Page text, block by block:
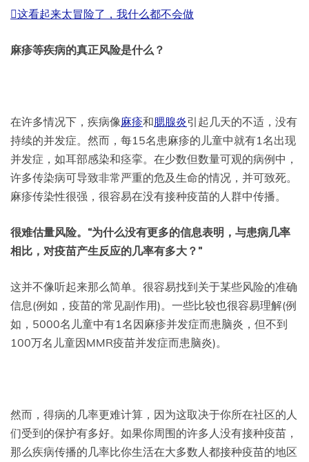
这看起来太冒险了，我什么都不会做
麻疹等疾病的真正风险是什么？
在许多情况下，疾病像麻疹和腮腺炎引起几天的不适，没有
持续的并发症。然而，每15名患麻疹的儿童中就有1名出现
并发症，如耳部感染和痉挛。在少数但数量可观的病例中，
许多传染病可导致非常严重的危及生命的情况，并可致死。
麻疹传染性很强，很容易在没有接种疫苗的人群中传播。
很难估量风险。“为什么没有更多的信息表明，与患病几率
相比，对疫苗产生反应的几率有多大？”
这并不像听起来那么简单。很容易找到关于某些风险的准确
信息(例如，疫苗的常见副作用)。一些比较也很容易理解(例
如，5000名儿童中有1名因麻疹并发症而患脑炎，但不到
100万名儿童因MMR疫苗并发症而患脑炎)。
然而，得病的几率更难计算，因为这取决于你所在社区的人
们受到的保护有多好。如果你周围的许多人没有接种疫苗，
那么疾病传播的几率比你生活在大多数人都接种疫苗的地区